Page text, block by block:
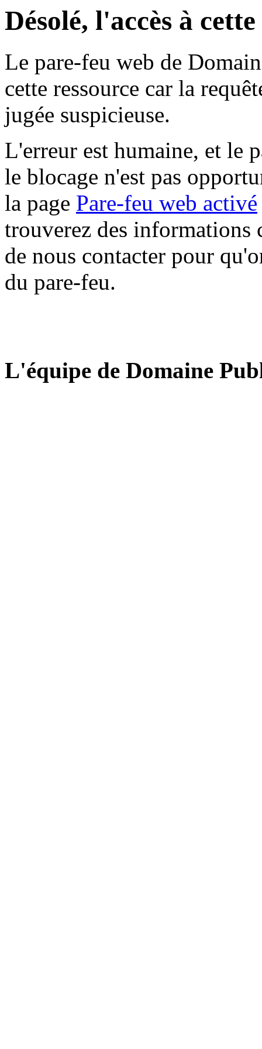
Désolé, l'accès à
Le pare-feu web de
cette ressource car la
jugée suspicieuse.
L'erreur est humaine, et le
le blocage n'est pas
la page Pare-feu web activé
trouverez des informations
de nous contacter pour
du pare-feu.
L'équipe de Domaine